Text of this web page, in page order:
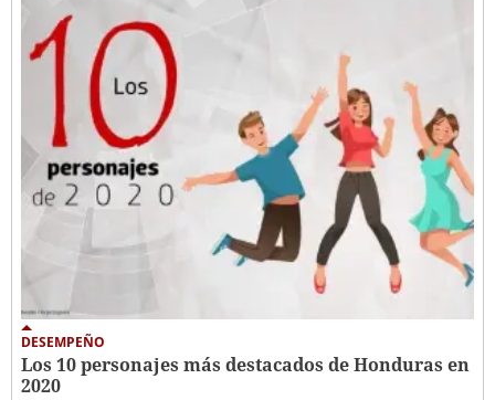
DESEMPEÑO
Los 10 personajes más destacados de Honduras en
2020